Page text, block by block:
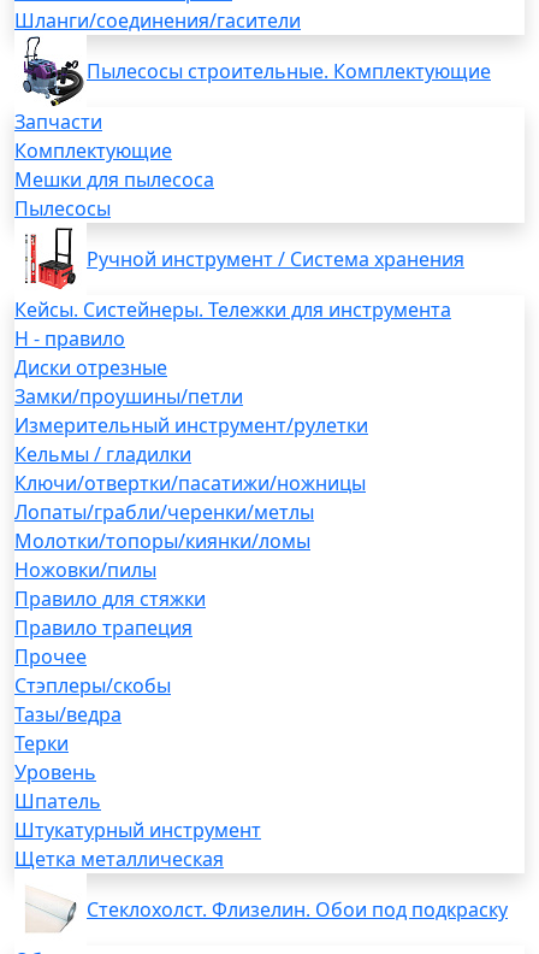
Шланги/соединения/гасители
Пылесосы строительные. Комплектующие
Запчасти
Комплектующие
Мешки для пылесоса
Пылесосы
Ручной инструмент / Система хранения
Кейсы. Систейнеры. Тележки для инструмента
H - правило
Диски отрезные
Замки/проушины/петли
Измерительный инструмент/рулетки
Кельмы / гладилки
Ключи/отвертки/пасатижи/ножницы
Лопаты/грабли/черенки/метлы
Молотки/топоры/киянки/ломы
Ножовки/пилы
Правило для стяжки
Правило трапеция
Прочее
Стэплеры/скобы
Тазы/ведра
Терки
Уровень
Шпатель
Штукатурный инструмент
Щетка металлическая
Стеклохолст. Флизелин. Обои под подкраску